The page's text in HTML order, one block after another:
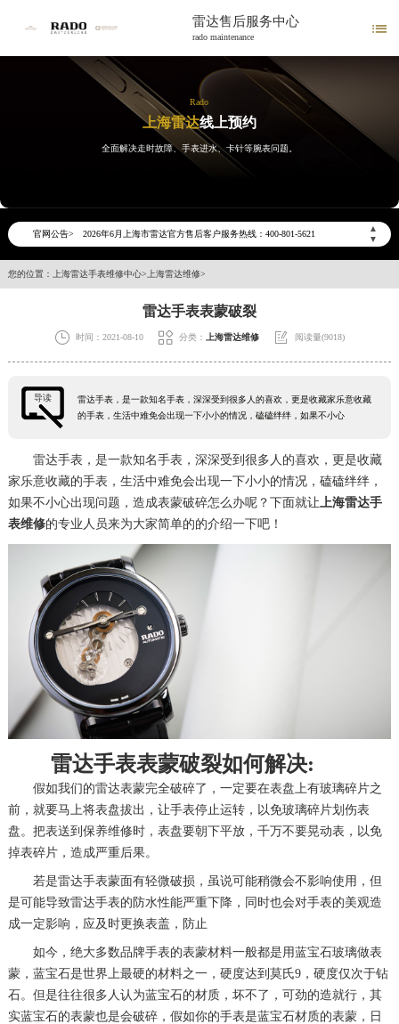
雷达售后服务中心
rado maintenance

Rado
上海雷达线上预约
全面解决走时故障、手表进水、卡针等腕表问题。
官网公告>
▲
▼
2026年6月上海市雷达官方售后客户服务热线：400-801-5621
2026年6月雷达售后服务中心最新网点地址：
上海市徐汇区虹桥路3号港汇中心写字楼2座37层3705室（需提前预约）
您的位置： 上海雷达手表维修中心> 上海雷达维修>
雷达手表表蒙破裂
 时间：2021-08-10  分类： 上海雷达维修  阅读量(9018)
导读
雷达手表，是一款知名手表，深深受到很多人的喜欢，更是收藏家乐意收藏
的手表，生活中难免会出现一下小小的情况，磕磕绊绊，如果不小心
雷达手表，是一款知名手表，深深受到很多人的喜欢，更是收藏
家乐意收藏的手表，生活中难免会出现一下小小的情况，磕磕绊绊，
如果不小心出现问题，造成表蒙破碎怎么办呢？下面就让上海雷达手
表维修的专业人员来为大家简单的的介绍一下吧！
雷达手表表蒙破裂如何解决:
假如我们的雷达表蒙完全破碎了，一定要在表盘上有玻璃碎片之
前，就要马上将表盘拔出，让手表停止运转，以免玻璃碎片划伤表
盘。把表送到保养维修时，表盘要朝下平放，千万不要晃动表，以免
掉表碎片，造成严重后果。
若是雷达手表蒙面有轻微破损，虽说可能稍微会不影响使用，但
是可能导致雷达手表的防水性能严重下降，同时也会对手表的美观造
成一定影响，应及时更换表盖，防止
如今，绝大多数品牌手表的表蒙材料一般都是用蓝宝石玻璃做表
蒙，蓝宝石是世界上最硬的材料之一，硬度达到莫氏9，硬度仅次于钻
石。但是往往很多人认为蓝宝石的材质，坏不了，可劲的造就行，其
实蓝宝石的表蒙也是会破碎，假如你的手表是蓝宝石材质的表蒙，日